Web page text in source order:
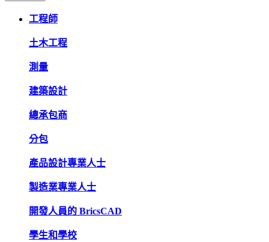
工程師
土木工程
測量
建築設計
總承包商
分包
產品設計專業人士
製造業專業人士
開發人員的 BricsCAD
學生和學校